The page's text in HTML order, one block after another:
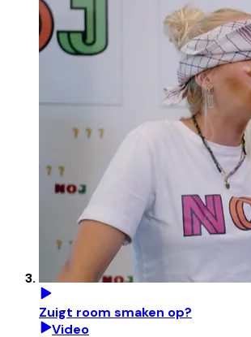
Zuigt room smaken op?
Video